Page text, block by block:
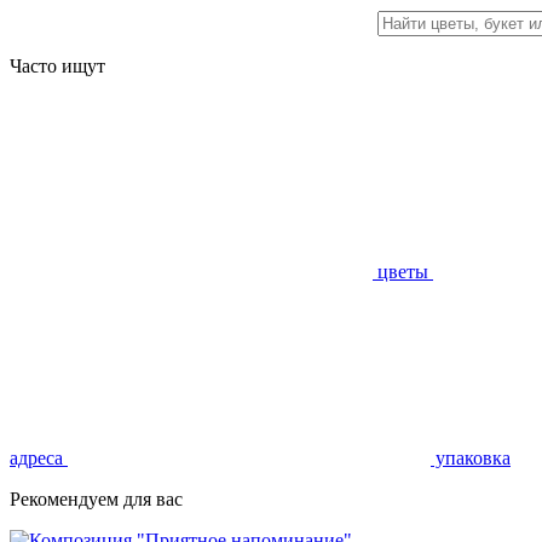
Часто ищут
цветы
адреса
упаковка
Рекомендуем для вас